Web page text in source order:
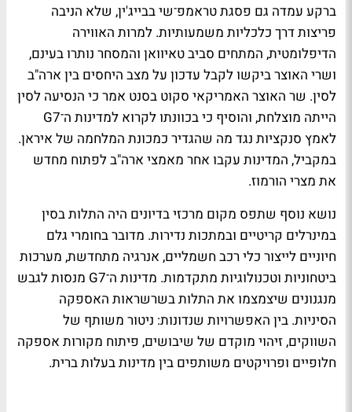
ברקע עמדה גם פסגת טראמפ־שי בבייג'ין, שלא הניבה
פריצות דרך כלכליות משמעותיות. למרות האווירה
הדיפלומטית, המתחים סביב טאיוואן והמסחר נותרו בעינם,
ושרי האוצר ביקשו לקבל עדכון על מצב היחסים בין ארה"ב
לסין. שר האוצר האמריקאי סקוט בסנט אמר כי הנסיעה לסין
הייתה מוצלחת, והוסיף כי בכוונתו לקרוא למדינות ה־G7
לאמץ סנקציות נגד מה שהגדיר כמכונת המלחמה של איראן.
במקביל, המדינות עקבו אחר מאמצי ארה"ב לפתוח מחדש
את מצרי הורמוז.
נושא נוסף שתפס מקום מרכזי בדיונים היה התלות בסין
במינרלים קריטיים ובמתכות נדירות. מדובר בחומרי גלם
חיוניים לייצור כלי רכב חשמליים, אנרגיה מתחדשת, מערכות
ביטחוניות וטכנולוגיות מתקדמות. מדינות ה־G7 מנסות לגבש
מנגנונים שיצמצמו את התלות בשרשראות האספקה
הסיניות. בין האפשרויות שנדונות: ניטור משותף של
השווקים, זיהוי מוקדם של שיבושים, פיתוח מקורות אספקה
חלופיים ופרויקטים משותפים בין מדינות בעלות ברית.